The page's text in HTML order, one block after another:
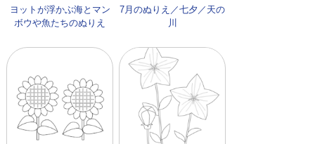
ヨットが浮かぶ海とマン
ボウや魚たちのぬりえ
7月のぬりえ／七夕／天の
川